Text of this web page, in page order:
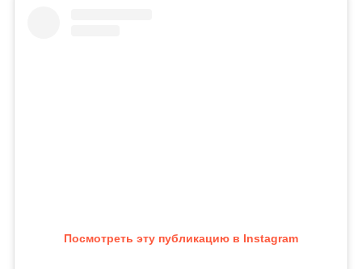
Посмотреть эту публикацию в Instagram